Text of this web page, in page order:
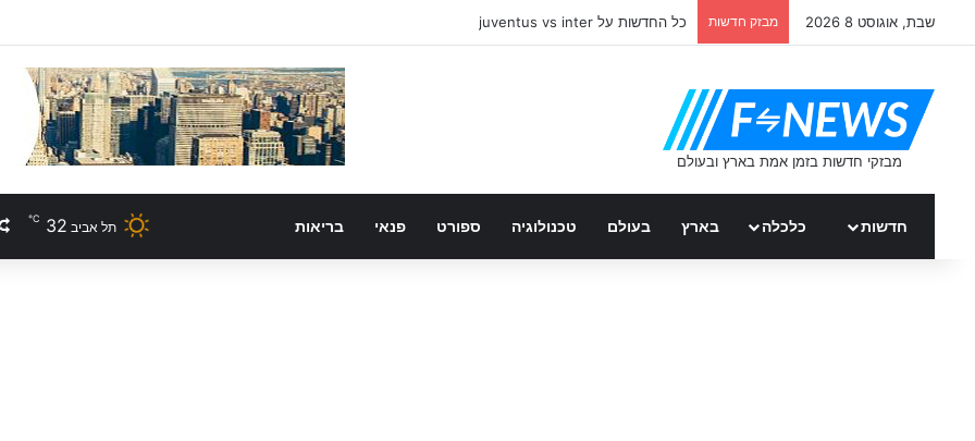
שבת, אוגוסט 8 2026 מבזק חדשות כל החדשות על juventus vs inter
חדשות כלכלה בארץ בעולם טכנולוגיה ספורט פנאי בריאות תל אביב 32
℃